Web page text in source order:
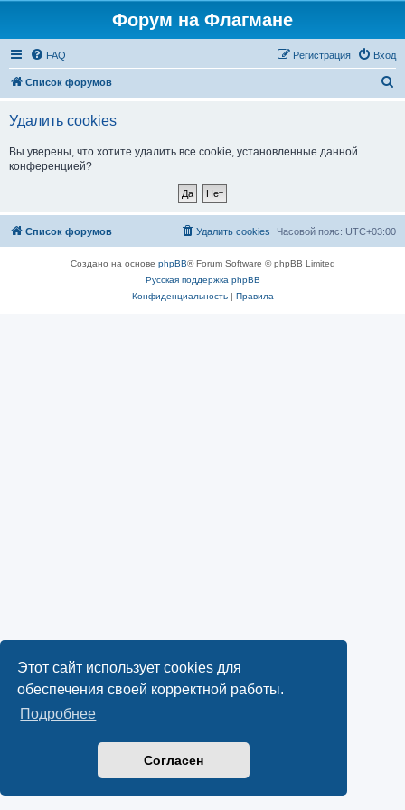
Этот сайт использует cookies для
обеспечения своей корректной работы.
Подробнее
Согласен
Форум на Флагмане
FAQ Вход
Регистрация
Список форумов
Удалить cookies
Вы уверены, что хотите удалить все cookie, установленные данной
конференцией?
Список форумов Часовой пояс: UTC+03:00
Удалить cookies
Создано на основе phpBB® Forum Software © phpBB Limited
Русская поддержка phpBB
Конфиденциальность| Правила